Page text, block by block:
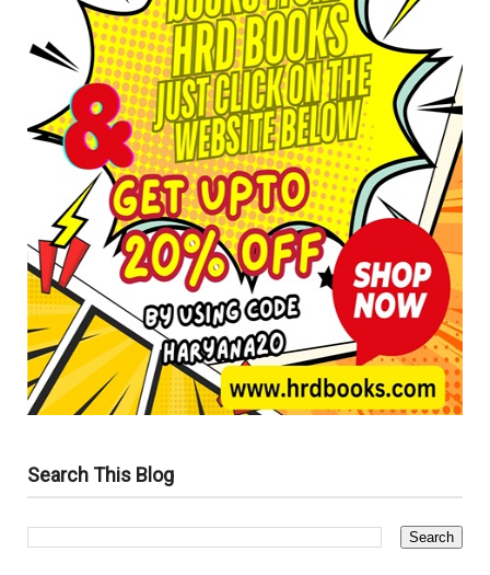
Search This Blog